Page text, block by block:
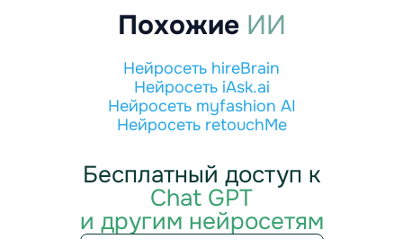
Похожие ИИ
Нейросеть hireBrain
Нейросеть iAsk.ai
Нейросеть myfashion AI
Нейросеть retouchMe
Бесплатный доступ к
Chat GPT
и другим нейросетям